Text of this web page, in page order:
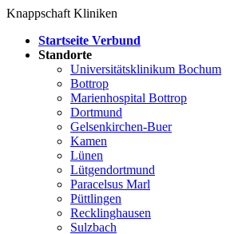
Knappschaft Kliniken
Startseite Verbund
Standorte
Universitätsklinikum Bochum
Bottrop
Marienhospital Bottrop
Dortmund
Gelsenkirchen-Buer
Kamen
Lünen
Lütgendortmund
Paracelsus Marl
Püttlingen
Recklinghausen
Sulzbach